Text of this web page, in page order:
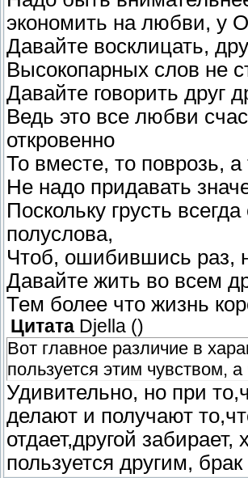
экономить на любви, у
Давайте восклицать,
Высокопарных слов не
Давайте говорить друг
Ведь это все любви
откровенно
То вместе, то поврозь,
Не надо придавать
Поскольку грусть
полуслова,
Чтоб, ошибившись раз,
Давайте жить во всем
Тем более что жизнь
Цитата Djella ()
Вот главное различие в
пользуется этим чувством,
Удивительно, но при
делают и получают
отдает,другой
пользуется другим,